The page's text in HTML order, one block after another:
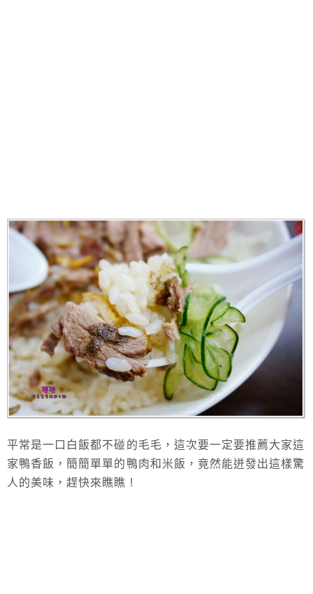
平常是一口白飯都不碰的毛毛，這次要一定要推薦大家這
家鴨香飯，簡簡單單的鴨肉和米飯，竟然能迸發出這樣驚
人的美味，趕快來瞧瞧 !